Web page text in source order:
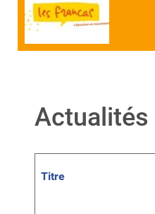
Actualités
Titre